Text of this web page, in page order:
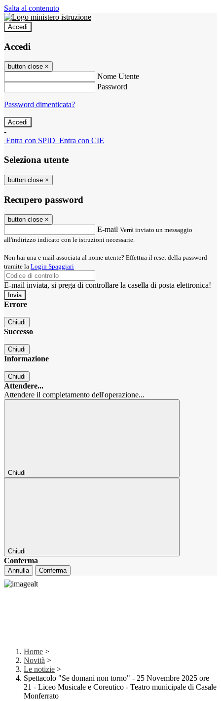
Salta al contenuto
Accedi
Accedi
button close ×
Nome Utente
Password
Password dimenticata?
-
Entra con SPID Entra con CIE
Seleziona utente
button close ×
Recupero password
button close ×
E-mail Verrà inviato un messaggio
all'indirizzo indicato con le istruzioni necessarie.
Non hai una e-mail associata al nome utente? Effettua il reset della password
tramite la Login Spaggiari
E-mail inviata, si prega di controllare la casella di posta elettronica!
Errore
Chiudi
Successo
Chiudi
Informazione
Chiudi
Attendere...
Attendere il completamento dell'operazione...
Chiudi
Chiudi
Conferma
Annulla Conferma
Home >
Novità >
Le notizie >
Spettacolo "Se domani non torno" - 25 Novembre 2025 ore
21 - Liceo Musicale e Coreutico - Teatro municipale di Casale
Monferrato